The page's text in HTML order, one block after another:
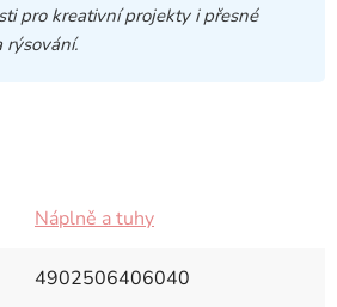
pro kreativní projekty i přesné
rýsování.
Náplně a tuhy
4902506406040